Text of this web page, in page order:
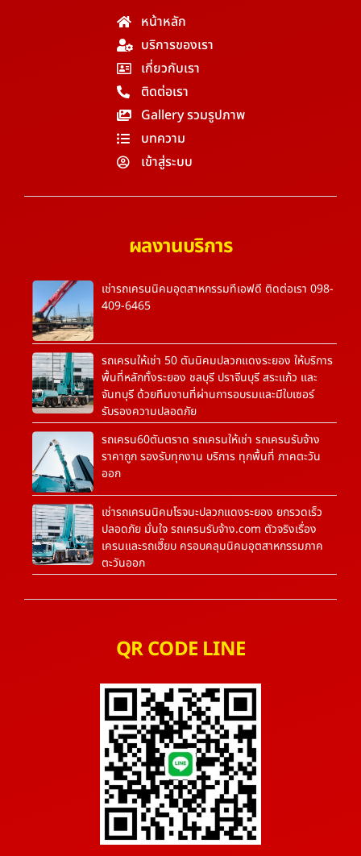
หน้าหลัก
บริการของเรา
เกี่ยวกับเรา
ติดต่อเรา
Gallery รวมรูปภาพ
บทความ
เข้าสู่ระบบ
ผลงานบริการ
เช่ารถเครนนิคมอุตสาหกรรมทีเอฟดี ติดต่อเรา 098-
409-6465
รถเครนให้เช่า 50 ตันนิคมปลวกแดงระยอง ให้บริการ
พื้นที่หลักทั้งระยอง ชลบุรี ปราจีนบุรี สระแก้ว และ
จันทบุรี ด้วยทีมงานที่ผ่านการอบรมและมีใบเซอร์
รับรองความปลอดภัย
รถเครน60ตันตราด รถเครนให้เช่า รถเครนรับจ้าง
ราคาถูก รองรับทุกงาน บริการ ทุกพื้นที่ ภาคตะวัน
ออก
เช่ารถเครนนิคมโรจนะปลวกแดงระยอง ยกรวดเร็ว
ปลอดภัย มั่นใจ รถเครนรับจ้าง.com ตัวจริงเรื่อง
เครนและรถเฮี๊ยบ ครอบคลุมนิคมอุตสาหกรรมภาค
ตะวันออก
QR CODE LINE